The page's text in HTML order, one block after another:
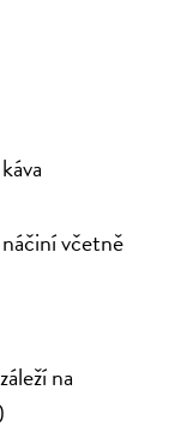
včetně
na